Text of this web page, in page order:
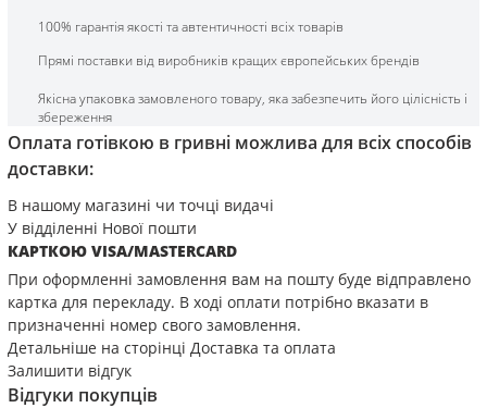
100% гарантія якості та автентичності всіх товарів
Прямі поставки від виробників кращих європейських брендів
Якісна упаковка замовленого товару, яка забезпечить його цілісність і
збереження
Оплата готівкою в гривні можлива для всіх способів
доставки:
В нашому магазині чи точці видачі
У відділенні Нової пошти
КАРТКОЮ VISA/MASTERCARD
При оформленні замовлення вам на пошту буде відправлено
картка для перекладу. В ході оплати потрібно вказати в
призначенні номер свого замовлення.
Детальніше на сторінці Доставка та оплата
Залишити відгук
Відгуки покупців